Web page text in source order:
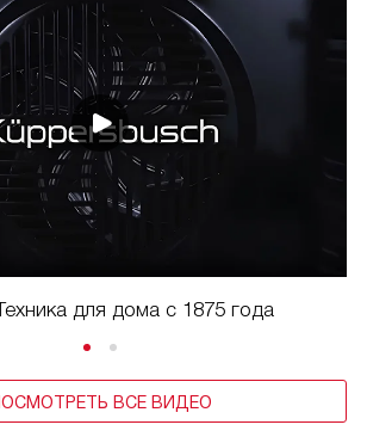
для дома с 1875 года
ВСЕ ВИДЕО